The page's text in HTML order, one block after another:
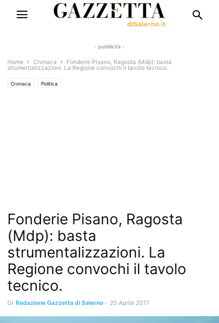
- pubblicità -
Home Cronaca
Fonderie Pisano, Ragosta (Mdp): basta
strumentalizzazioni. La Regione convochi il tavolo tecnico.
Cronaca Politica
Fonderie Pisano, Ragosta
(Mdp): basta
strumentalizzazioni. La
Regione convochi il tavolo
tecnico.
Di Redazione Gazzetta di Salerno - 20 Aprile 2017